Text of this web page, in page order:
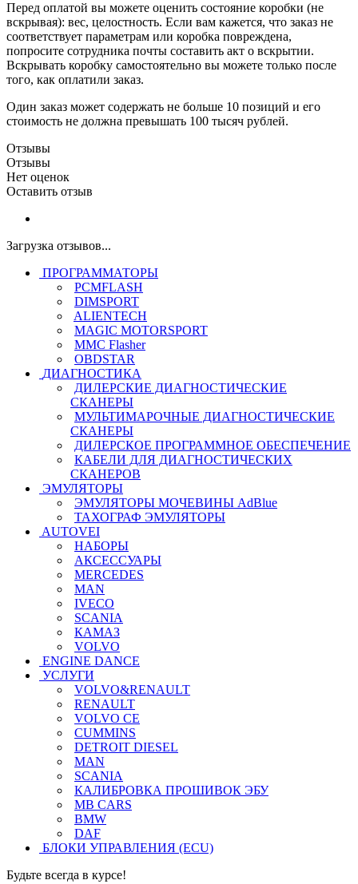
Перед оплатой вы можете оценить состояние коробки (не
вскрывая): вес, целостность. Если вам кажется, что заказ не
соответствует параметрам или коробка повреждена,
попросите сотрудника почты составить акт о вскрытии.
Вскрывать коробку самостоятельно вы можете только после
того, как оплатили заказ.
Один заказ может содержать не больше 10 позиций и его
стоимость не должна превышать 100 тысяч рублей.
Отзывы
Отзывы
Нет оценок
Оставить отзыв
Загрузка отзывов...
ПРОГРАММАТОРЫ
PCMFLASH
DIMSPORT
ALIENTECH
MAGIC MOTORSPORT
MMC Flasher
OBDSTAR
ДИАГНОСТИКА
ДИЛЕРСКИЕ ДИАГНОСТИЧЕСКИЕ
СКАНЕРЫ
МУЛЬТИМАРОЧНЫЕ ДИАГНОСТИЧЕСКИЕ
СКАНЕРЫ
ДИЛЕРСКОЕ ПРОГРАММНОЕ ОБЕСПЕЧЕНИЕ
КАБЕЛИ ДЛЯ ДИАГНОСТИЧЕСКИХ
СКАНЕРОВ
ЭМУЛЯТОРЫ
ЭМУЛЯТОРЫ МОЧЕВИНЫ АdBlue
ТАХОГРАФ ЭМУЛЯТОРЫ
AUTOVEI
НАБОРЫ
АКСЕССУАРЫ
MERCEDES
MAN
IVECO
SCANIA
КАМАЗ
VOLVO
ENGINE DANCE
УСЛУГИ
VOLVO&RENAULT
RENAULT
VOLVO CE
CUMMINS
DETROIT DIESEL
MAN
SCANIA
КАЛИБРОВКА ПРОШИВОК ЭБУ
MB CARS
BMW
DAF
БЛОКИ УПРАВЛЕНИЯ (ECU)
Будьте всегда в курсе!